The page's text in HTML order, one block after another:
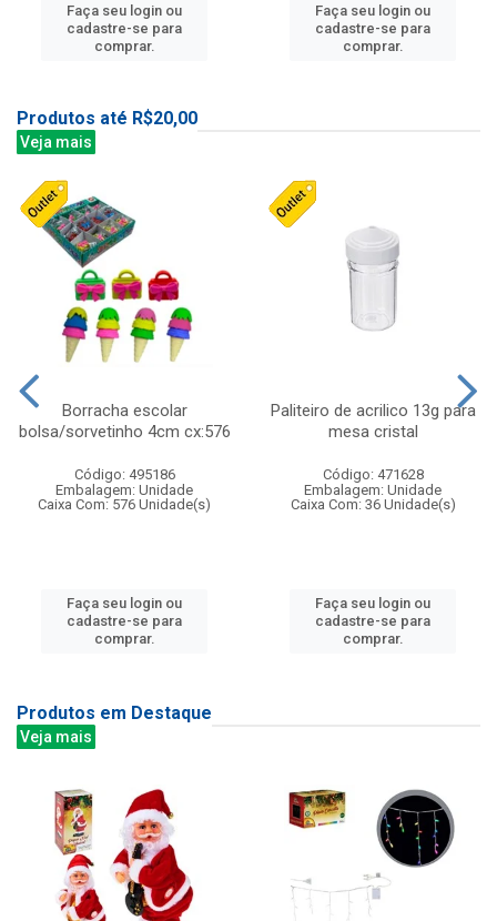
Faça seu login ou
cadastre-se para
comprar.
Faça seu login ou
cadastre-se para
comprar.
Produtos até R$20,00
Veja mais
Borracha escolar
bolsa/sorvetinho 4cm cx:576
Código: 495186
Embalagem: Unidade
Caixa Com: 576 Unidade(s)
Faça seu login ou
cadastre-se para
comprar.
Paliteiro de acrilico 13g para
mesa cristal
Código: 471628
Embalagem: Unidade
Caixa Com: 36 Unidade(s)
Faça seu login ou
cadastre-se para
comprar.
Produtos em Destaque
Veja mais